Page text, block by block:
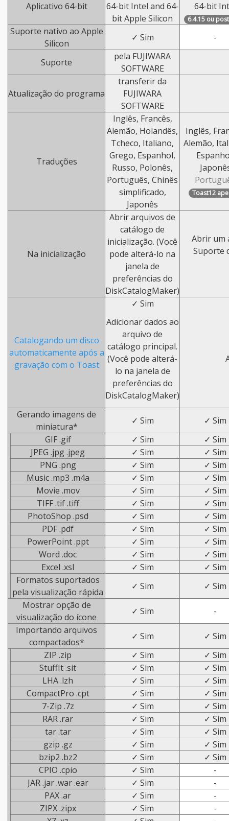
Aplicativo 64-bit
64-bit Intel and 64-
bit Apple Silicon
64-bit
6.4.15 ou
Suporte nativo ao Apple
Silicon
✓ Sim -
Suporte
pela FUJIWARA
SOFTWARE
Atualização do programa
transferir da
FUJIWARA
SOFTWARE
Traduções
Inglês, Francês,
Alemão, Holandês,
Tcheco, Italiano,
Grego, Espanhol,
Russo, Polonês,
Português, Chinês
simplificado,
Japonês
Inglês,
Alemão,
Toast12
Na inicialização
Abrir arquivos de
catálogo de
inicialização. (Você
pode alterá-lo na
janela de
preferências do
DiskCatalogMaker)
Abrir um
Suporte
Catalogando um disco
automaticamente após a
gravação com o Toast
✓ Sim
Adicionar dados ao
arquivo de
catálogo principal.
(Você pode alterá-
lo na janela de
preferências do
DiskCatalogMaker)
Gerando imagens de
miniatura*
✓ Sim
✓ Sim
GIF .gif
✓ Sim
✓ Sim
JPEG .jpg .jpeg
✓ Sim
✓ Sim
PNG .png
✓ Sim
✓ Sim
Music .mp3 .m4a
✓ Sim
✓ Sim
Movie .mov
✓ Sim
✓ Sim
TIFF .tif .tiff
✓ Sim
✓ Sim
PhotoShop .psd
✓ Sim
✓ Sim
PDF .pdf
✓ Sim
✓ Sim
PowerPoint .ppt
✓ Sim
✓ Sim
Word .doc
✓ Sim
✓ Sim
Excel .xsl
✓ Sim
✓ Sim
Formatos suportados
pela visualização rápida
✓ Sim
✓ Sim
Mostrar opção de
visualização do ícone
✓ Sim
-
Importando arquivos
compactados*
✓ Sim
✓ Sim
ZIP .zip
✓ Sim
✓ Sim
StuffIt .sit
✓ Sim
✓ Sim
LHA .lzh
✓ Sim
✓ Sim
CompactPro .cpt
✓ Sim
✓ Sim
7-Zip .7z
✓ Sim
✓ Sim
RAR .rar
✓ Sim
✓ Sim
tar .tar
✓ Sim
✓ Sim
gzip .gz
✓ Sim
✓ Sim
bzip2 .bz2
✓ Sim
✓ Sim
CPIO .cpio
✓ Sim
-
JAR .jar .war .ear
✓ Sim
-
PAX .ar
✓ Sim
-
ZIPX .zipx
✓ Sim
-